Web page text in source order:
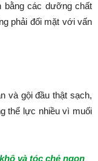
bằng các dưỡng chất
phải đối mặt với vấn
và gội đầu thật sạch,
thể lực nhiều vì muối
và tóc chẻ ngọn